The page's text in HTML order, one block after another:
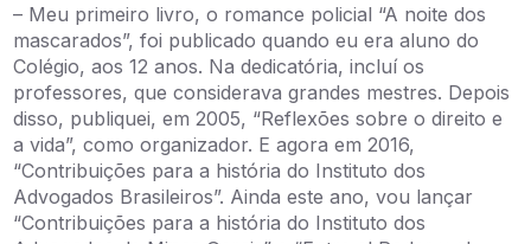
– Meu primeiro livro, o romance policial “A noite dos
mascarados”, foi publicado quando eu era aluno do
Colégio, aos 12 anos. Na dedicatória, incluí os
professores, que considerava grandes mestres. Depois
disso, publiquei, em 2005, “Reflexões sobre o direito e
a vida”, como organizador. E agora em 2016,
“Contribuições para a história do Instituto dos
Advogados Brasileiros”. Ainda este ano, vou lançar
“Contribuições para a história do Instituto dos